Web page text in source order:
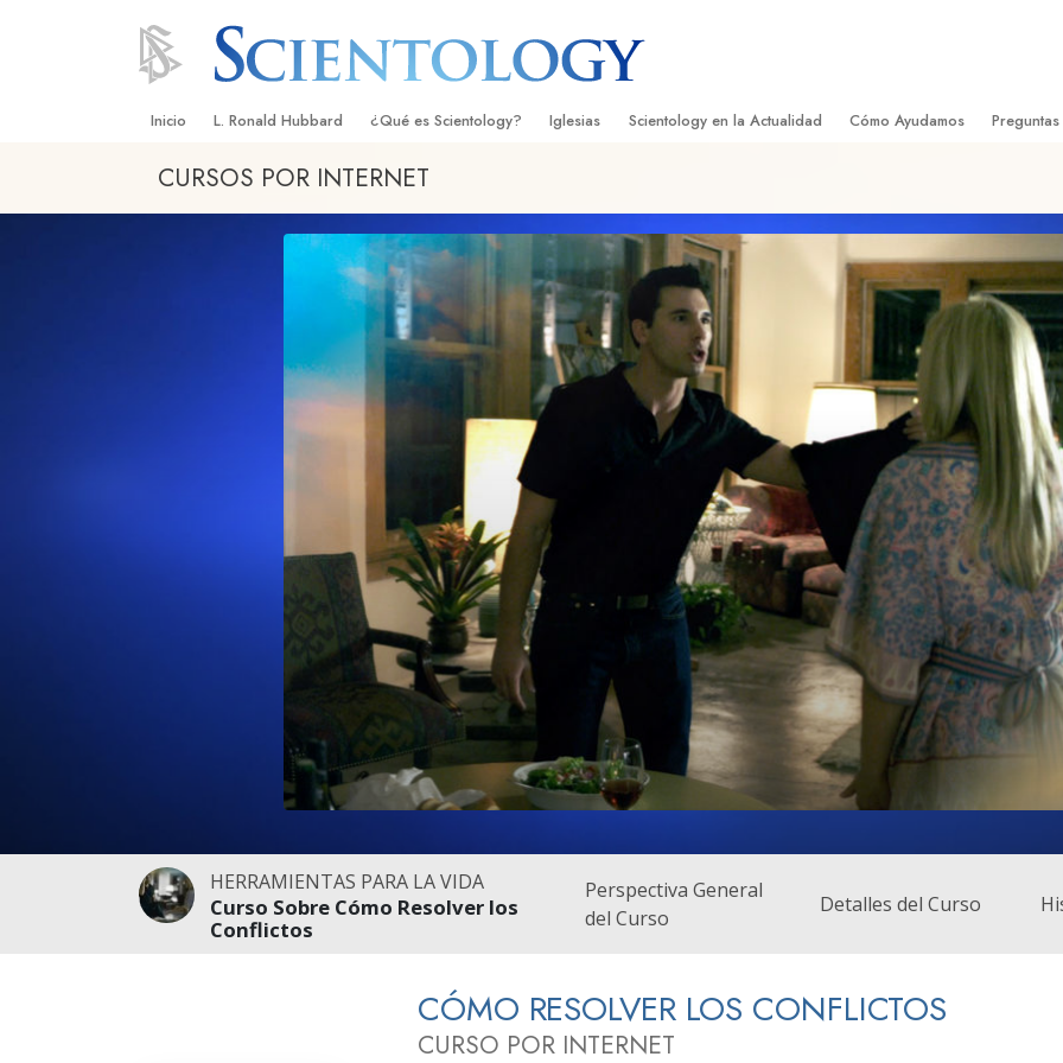
Inicio L. Ronald Hubbard ¿Qué es Scientology?
Creencias y Prácticas
Qué dicen los Scientologists acerca de
Scientology
Conoce a un Scientologist
Dentro de una Iglesia
Los Principios Básicos de Scientology
Una Introducción a Dianética
Amor y Odio: ¿Qué es Grandeza?
Iglesias
Organizaciones Avanzadas
Base en Tierra de Flag
Freewinds
Llevando Scientology al Mundo
Scientology en la Actualidad
David Miscavige: Líder Eclesiástico de
Scientology
Cómo Ayudamos
Criminon
Narconon
La Verdad Sobre las Drogas
Unidos por los Derechos
Comisión de Ciudadanos por
Derechos Humanos
Ministros Voluntarios de
La
CURSOS POR INTERNET
HERRAMIENTAS PARA LA VIDA
Curso Sobre Cómo Resolver los
Conflictos
Perspectiva General
del Curso
Detalles del Curso
CÓMO RESOLVER LOS CONFLICTOS
CURSO POR INTERNET